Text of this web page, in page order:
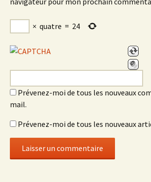
× quatre = 24
Prévenez-moi de tous les nouveaux
mail.
Prévenez-moi de tous les nouveaux